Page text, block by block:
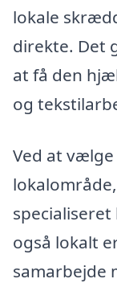
lokale
direkte. Det
at få den
og
Ved at
også lokalt
samarbejde